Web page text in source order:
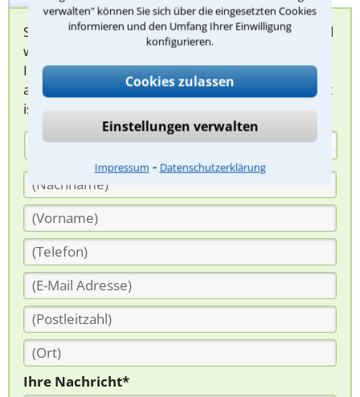
verwalten" können Sie sich über die eingesetzten Cookies
informieren und den Umfang Ihrer Einwilligung
konfigurieren.
Cookies zulassen
Einstellungen verwalten
Impressum ⁃ Datenschutzerklärung
Sie können hier Ihren Fall schildern. Anschließend
werden sich spezialisierte Rechtsanwälte bei
Ihnen melden, um das weitere Vorgehen
abzuklären. Die Rückmeldung durch einen Anwalt
ist für Sie kostenlos.
(Anrede)
Ihre Nachricht*